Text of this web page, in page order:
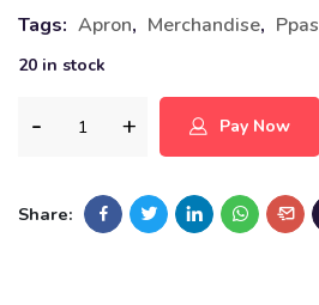
Tags: Apron, Merchandise, Ppas
20 in stock
Pay Now
Share: